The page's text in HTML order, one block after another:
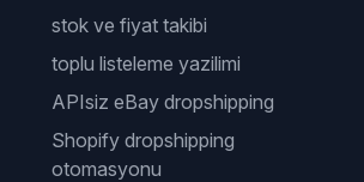
stok ve fiyat takibi
toplu listeleme yazilimi
APIsiz eBay dropshipping
Shopify dropshipping
otomasyonu